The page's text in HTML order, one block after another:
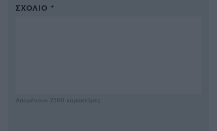
ΣΧΌΛΙΟ *
Απομένουν 2500 χαρακτήρες